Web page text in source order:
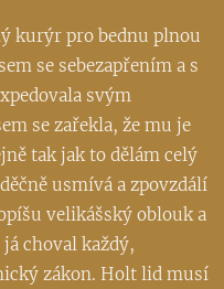
kurýr pro bednu plnou
se sebezapřením a s
svým
se zařekla, že mu je
tak jak to dělám celý
usmívá a zpovzdálí
velikášský oblouk a
choval každý,
zákon. Holt lid musí